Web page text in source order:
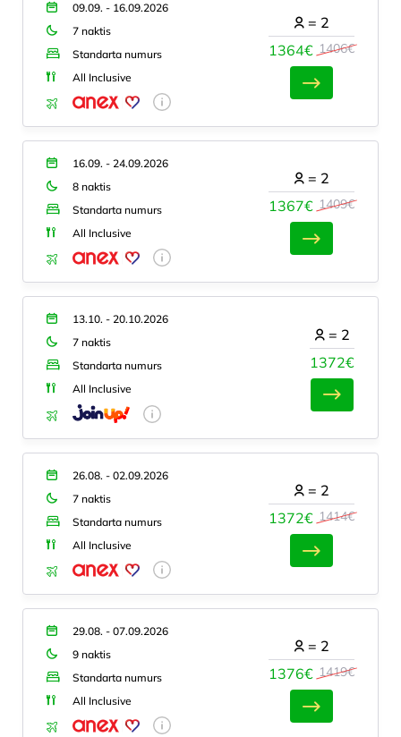
09.09. - 16.09.2026
7 naktis
Standarta numurs
All Inclusive
1364€ 1406€
= 2
16.09. - 24.09.2026
8 naktis
Standarta numurs
All Inclusive
1367€ 1409€
= 2
13.10. - 20.10.2026
7 naktis
Standarta numurs
All Inclusive
1372€
= 2
26.08. - 02.09.2026
7 naktis
Standarta numurs
All Inclusive
1372€ 1414€
= 2
29.08. - 07.09.2026
9 naktis
Standarta numurs
All Inclusive
1376€ 1419€
= 2